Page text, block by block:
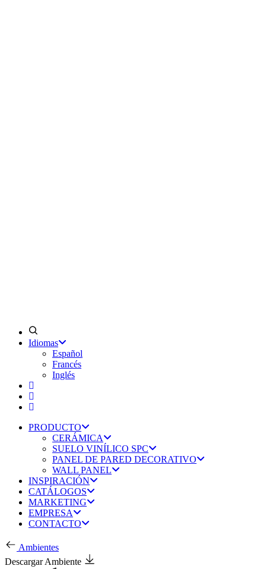
Idiomas
Español
Francés
Inglés
PRODUCTO
CERÁMICA
SUELO VINÍLICO SPC
PANEL DE PARED DECORATIVO
WALL PANEL
INSPIRACIÓN
CATÁLOGOS
MARKETING
EMPRESA
CONTACTO
Ambientes
Descargar Ambiente